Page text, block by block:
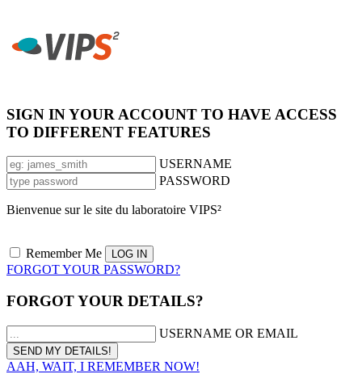
SIGN IN YOUR ACCOUNT TO HAVE ACCESS
TO DIFFERENT FEATURES
USERNAME
PASSWORD
Bienvenue sur le site du laboratoire VIPS²
Remember Me
FORGOT YOUR PASSWORD?
FORGOT YOUR DETAILS?
USERNAME OR EMAIL
AAH, WAIT, I REMEMBER NOW!